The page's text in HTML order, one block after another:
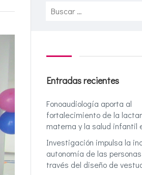
Buscar:
Entradas recientes
Fonoaudiología aporta al
fortalecimiento de la
materna y la salud infantil
Investigación impulsa la
autonomía de las
través del diseño de